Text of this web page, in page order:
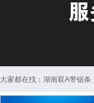
大家都在找： 湖南双A带锯条